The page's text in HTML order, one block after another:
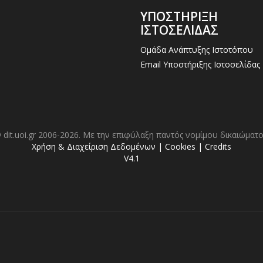
ΥΠΟΣΤΗΡΙΞΗ
ΙΣΤΟΣΕΛΙΔΑΣ
Ομάδα Ανάπτυξης Ιστοτόπου
Email Υποστήριξης Ιστοσελίδας
2006-2026. Με την επιφύλαξη παντός νομίμου
Χρήση & Διαχείριση Δεδομένων | Cookies | Credits
V4.1